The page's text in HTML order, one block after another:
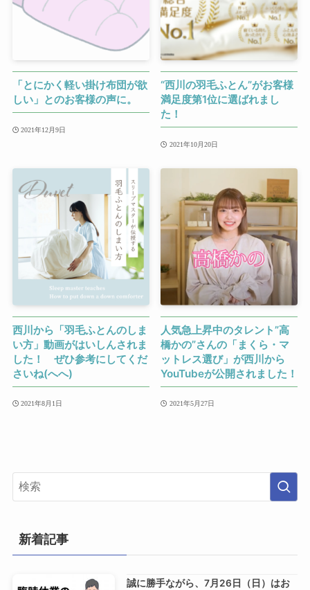
「とにかく軽い掛け布団が欲
しい」とのお客様の声に。
2021年12月9日
“西川の羽毛ふとん”がお客様
満足度第1位に選ばれまし
た！
2021年10月20日
西川から「羽毛ふとんのしま
い方」動画がはいしんされま
した！ ぜひ参考にしてくだ
さいね(へへ)
2021年8月1日
人気急上昇中のタレント”高
橋かの”さんの「まくら・マ
ットレス選び」が西川から
YouTubeが公開されました！
2021年5月27日
新着記事
誠に勝手ながら、7月26日（日）はお